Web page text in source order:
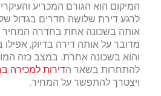
המיקום הוא הגורם המכריע
אותה בשכונה אחת בחדרה המחיר
מדובר על אותה דירה בדיוק, אפילו
והוא בשכונה אחרת. במצב כזה
להתחרות בשאר הדירות למכירה
ויצטרך להתפשר על המחיר.